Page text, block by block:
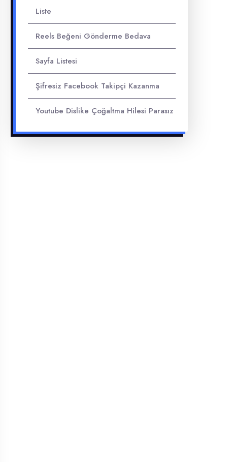
Liste
Reels Beğeni Gönderme Bedava
Sayfa Listesi
Şifresiz Facebook Takipçi Kazanma
Youtube Dislike Çoğaltma Hilesi Parasız